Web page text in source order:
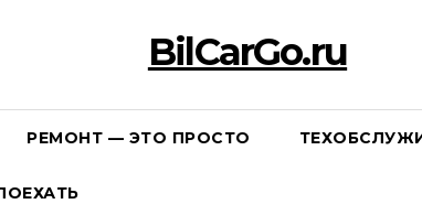
BilCarGo.ru
РЕМОНТ — ЭТО ПРОСТО